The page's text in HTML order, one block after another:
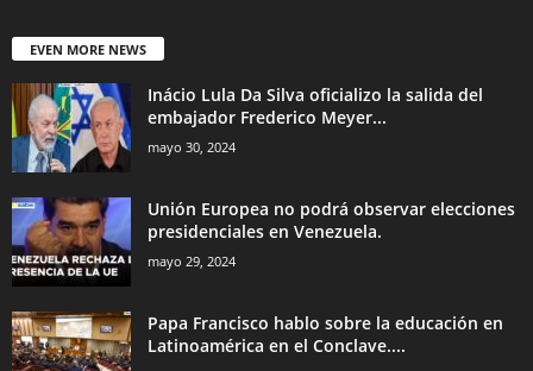
EVEN MORE NEWS
Inácio Lula Da Silva oficializo la salida del
embajador Frederico Meyer...
mayo 30, 2024
Unión Europea no podrá observar elecciones
presidenciales en Venezuela.
mayo 29, 2024
Papa Francisco hablo sobre la educación en
Latinoamérica en el Conclave....